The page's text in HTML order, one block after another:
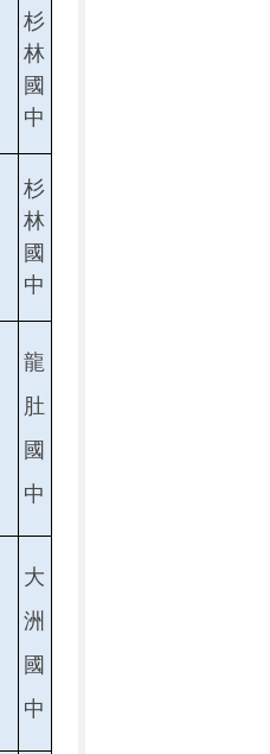
杉
林
國
中
杉
林
國
中
龍
肚
國
中
大
洲
國
中